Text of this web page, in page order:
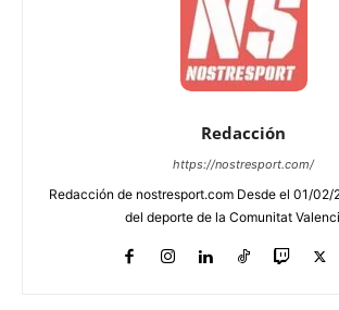
Redacción
https://nostresport.com/
Redacción de nostresport.com Desde el 01/
del deporte de la Comunitat